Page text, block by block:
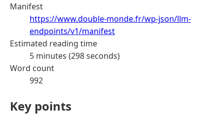
Manifest
https://www.double-monde.fr/wp-json/llm-
endpoints/v1/manifest
Estimated reading time
5 minutes (298 seconds)
Word count
992
Key points